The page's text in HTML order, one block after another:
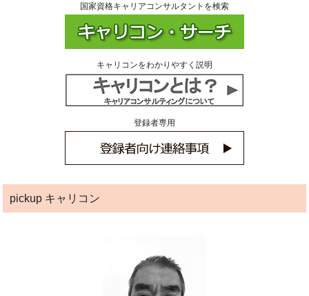
国家資格キャリアコンサルタントを検索
キャリコンをわかりやすく説明
登録者専用
pickup キャリコン